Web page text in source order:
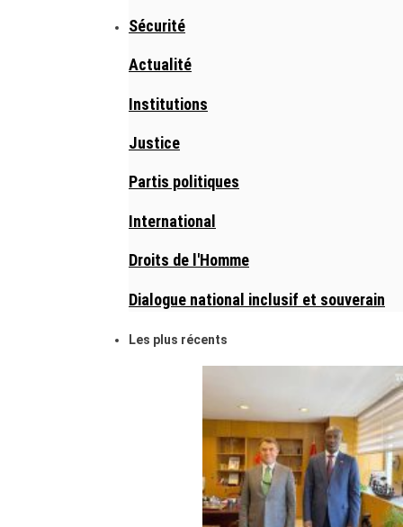
Sécurité
Actualité
Institutions
Justice
Partis politiques
International
Droits de l'Homme
Dialogue national inclusif et souverain
Les plus récents